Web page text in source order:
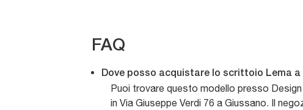
FAQ
Dove posso acquistare lo scrittoio Lema a
Puoi trovare questo modello presso
in Via Giuseppe Verdi 76 a Giussano. Il